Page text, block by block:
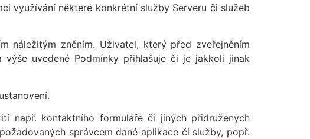
využívání některé konkrétní služby Serveru či služeb
náležitým zněním. Uživatel, který před zveřejněním
uvedené Podmínky přihlašuje či je jakkoli jinak
např. kontaktního formuláře či jiných přidružených
správcem dané aplikace či služby, popř.